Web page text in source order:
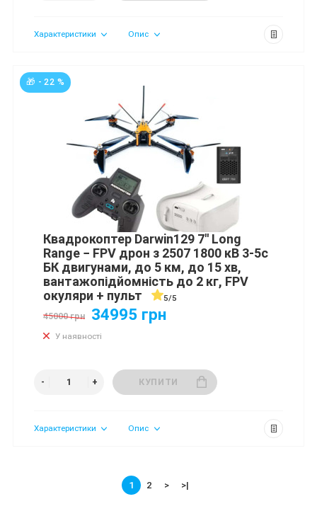
Характеристики Опис
🎁 - 22 %
Квадрокоптер Darwin129 7'' Long
Range − FPV дрон з 2507 1800 кВ 3-5с
БК двигунами, до 5 км, до 15 хв,
вантажопідйомність до 2 кг, FPV
окуляри + пульт
5/5
45000 грн 34995 грн
У наявності
КУПИТИ
Характеристики Опис
1 2 > >|